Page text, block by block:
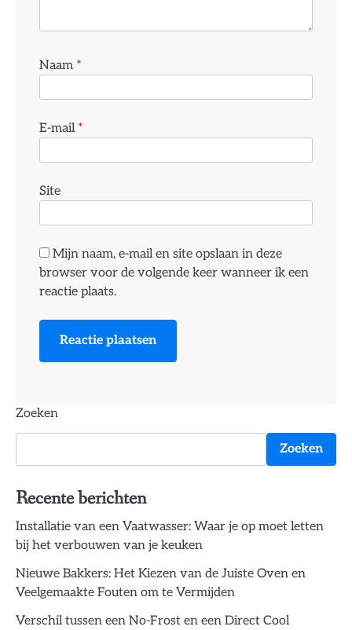
Naam *
E-mail *
Site
Mijn naam, e-mail en site opslaan in deze
browser voor de volgende keer wanneer ik een
reactie plaats.
Zoeken
Zoeken
Recente berichten
Installatie van een Vaatwasser: Waar je op moet letten
bij het verbouwen van je keuken
Nieuwe Bakkers: Het Kiezen van de Juiste Oven en
Veelgemaakte Fouten om te Vermijden
Verschil tussen een No-Frost en een Direct Cool